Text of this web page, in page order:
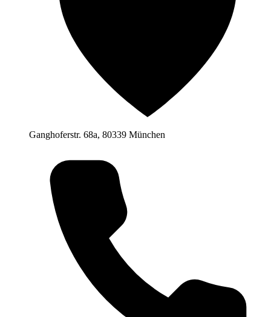
Ganghoferstr. 68a, 80339 München